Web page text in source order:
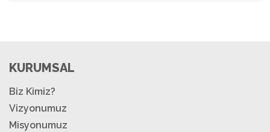
KURUMSAL
Biz Kimiz?
Vizyonumuz
Misyonumuz